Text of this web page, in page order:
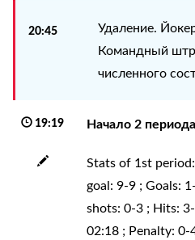
20:45
Удаление.
Командный
численного
19:19 Начало 2 периода
Stats of 1st
goal: 9-9 ; Goals:
shots: 0-3 ; Hits:
02:18 ; Penalty: 0-